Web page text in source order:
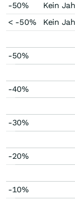
-50%
Kein
< -50%
Kein
-50%
-40%
-30%
-20%
-10%